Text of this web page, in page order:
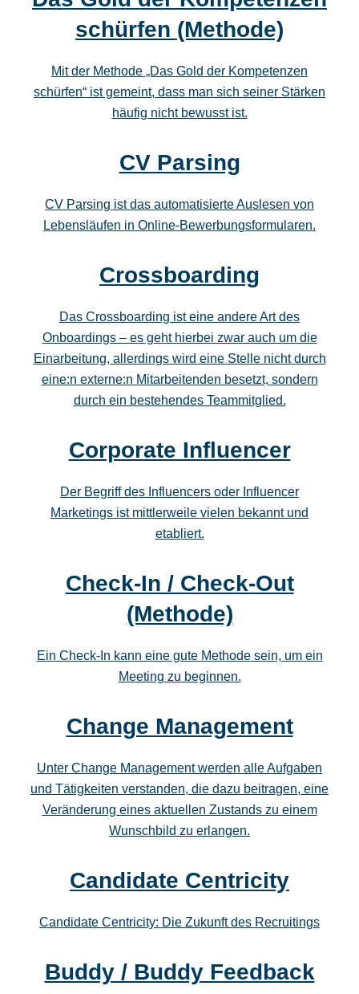
schürfen (Methode)
Mit der Methode „Das Gold der Kompetenzen
schürfen“ ist gemeint, dass man sich seiner Stärken
häufig nicht bewusst ist.
CV Parsing
CV Parsing ist das automatisierte Auslesen von
Lebensläufen in Online-Bewerbungsformularen.
Crossboarding
Das Crossboarding ist eine andere Art des
Onboardings – es geht hierbei zwar auch um die
Einarbeitung, allerdings wird eine Stelle nicht durch
eine:n externe:n Mitarbeitenden besetzt, sondern
durch ein bestehendes Teammitglied.
Corporate Influencer
Der Begriff des Influencers oder Influencer
Marketings ist mittlerweile vielen bekannt und
etabliert.
Check-In / Check-Out
(Methode)
Ein Check-In kann eine gute Methode sein, um ein
Meeting zu beginnen.
Change Management
Unter Change Management werden alle Aufgaben
und Tätigkeiten verstanden, die dazu beitragen, eine
Veränderung eines aktuellen Zustands zu einem
Wunschbild zu erlangen.
Candidate Centricity
Candidate Centricity: Die Zukunft des Recruitings
Buddy / Buddy Feedback